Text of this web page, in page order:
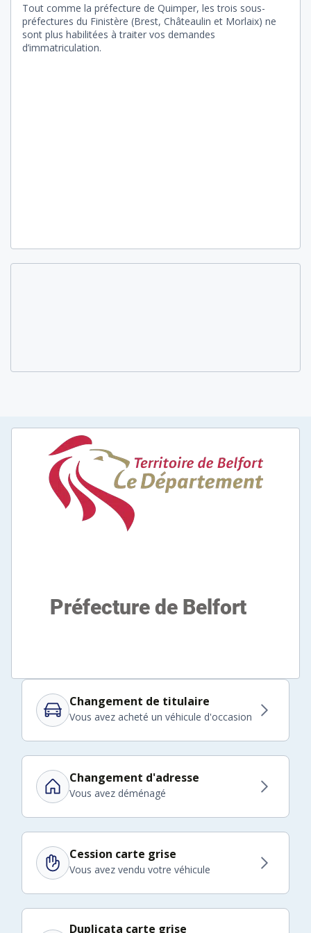
Tout comme la préfecture de Quimper, les trois sous-
préfectures du Finistère (Brest, Châteaulin et Morlaix) ne
sont plus habilitées à traiter vos demandes
d’immatriculation.
Changement de titulaire
Vous avez acheté un véhicule d'occasion
Changement d'adresse
Vous avez déménagé
Cession carte grise
Vous avez vendu votre véhicule
Duplicata carte grise